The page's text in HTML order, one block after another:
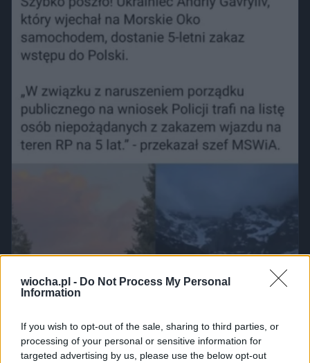
wiocha.pl - Do Not Process My Personal
Information
If you wish to opt-out of the sale, sharing to third parties, or
processing of your personal or sensitive information for
targeted advertising by us, please use the below opt-out